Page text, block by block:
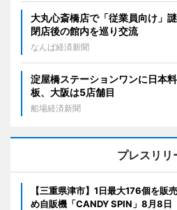
大丸心斎橋店で「従業員向け
閉店後の館内を巡り交流
なんば経済新聞
淀屋橋ステーションワンに日本
板、大阪は5店舗目
船場経済新聞
プレスリリ
【三重県津市】1日最大176個を販
め自販機「CANDY SPIN」8月8日